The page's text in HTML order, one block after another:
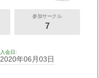
参加サークル
7
入会日
2020年06月03日